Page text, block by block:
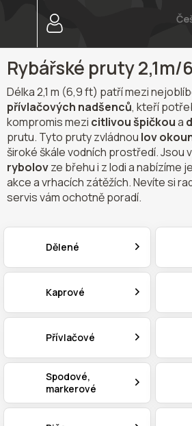
Rybářské pruty 2,1m/
Délka 2,1 m (6,9 ft) patří mezi
přívlačových nadšenců, kteří
kompromis mezi citlivou špičkoua
prutu. Tyto pruty zvládnou lov
široké škále vodních prostředí. Jsou
rybolovze břehu i z lodi a nabízíme
akce a vrhacích zátěžích. Nevíte si
servis vám ochotně poradí.
Dělené
Kaprové
Přívlačové
Spodové,
markerové